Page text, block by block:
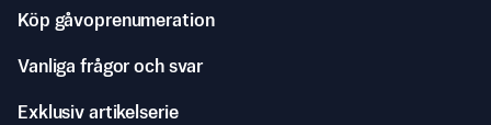
Köp gåvoprenumeration
Vanliga frågor och svar
Exklusiv artikelserie